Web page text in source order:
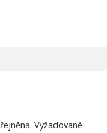
Vyžadované